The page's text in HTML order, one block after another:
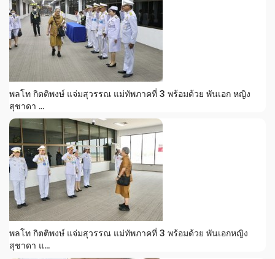
พลโท กิตติพงษ์ แจ่มสุวรรณ แม่ทัพภาคที่ 3 พร้อมด้วย พันเอก หญิง
สุชาดา ...
พลโท กิตติพงษ์ แจ่มสุวรรณ แม่ทัพภาคที่ 3 พร้อมด้วย พันเอกหญิง
สุชาดา แ...